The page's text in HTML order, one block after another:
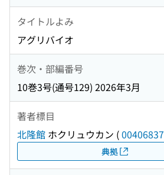
タイトルよみ
アグリバイオ
巻次・部編番号
10巻3号(通号129) 2026年3月
著者標目
北隆館 ホクリュウカン (00406837
典拠